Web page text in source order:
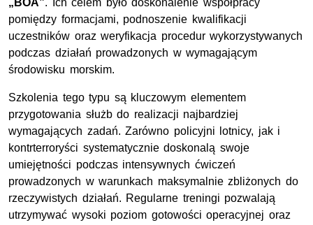
„BOA”. Ich celem było doskonalenie współpracy
pomiędzy formacjami, podnoszenie kwalifikacji
uczestników oraz weryfikacja procedur wykorzystywanych
podczas działań prowadzonych w wymagającym
środowisku morskim.
Szkolenia tego typu są kluczowym elementem
przygotowania służb do realizacji najbardziej
wymagających zadań. Zarówno policyjni lotnicy, jak i
kontrterroryści systematycznie doskonalą swoje
umiejętności podczas intensywnych ćwiczeń
prowadzonych w warunkach maksymalnie zbliżonych do
rzeczywistych działań. Regularne treningi pozwalają
utrzymywać wysoki poziom gotowości operacyjnej oraz